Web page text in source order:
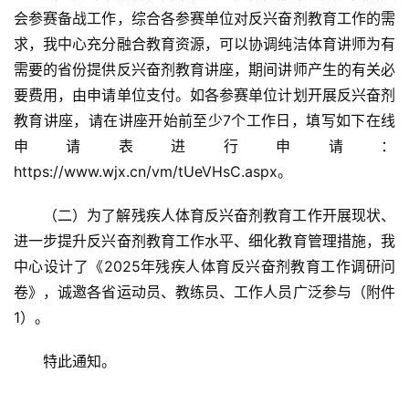
会参赛备战工作，综合各参赛单位对反兴奋剂教育工作的需
求，我中心充分融合教育资源，可以协调纯洁体育讲师为有
需要的省份提供反兴奋剂教育讲座，期间讲师产生的有关必
要费用，由申请单位支付。如各参赛单位计划开展反兴奋剂
教育讲座，请在讲座开始前至少7个工作日，填写如下在线
申请表进行申请：
https://www.wjx.cn/vm/tUeVHsC.aspx。
（二）为了解残疾人体育反兴奋剂教育工作开展现状、
进一步提升反兴奋剂教育工作水平、细化教育管理措施，我
中心设计了《2025年残疾人体育反兴奋剂教育工作调研问
卷》，诚邀各省运动员、教练员、工作人员广泛参与（附件
1）。
特此通知。